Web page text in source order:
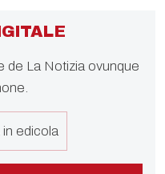
de La Notizia ovunque